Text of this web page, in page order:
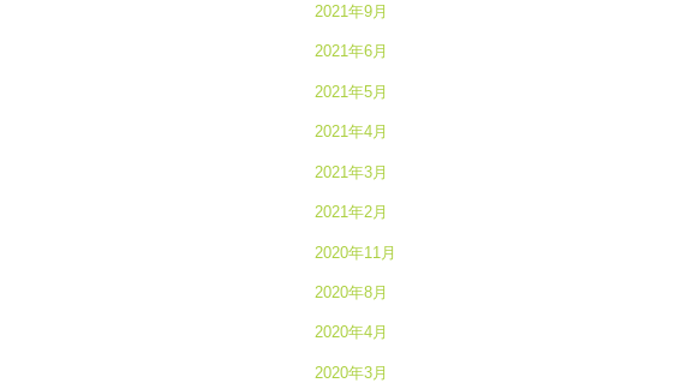
2021年9月
2021年6月
2021年5月
2021年4月
2021年3月
2021年2月
2020年11月
2020年8月
2020年4月
2020年3月